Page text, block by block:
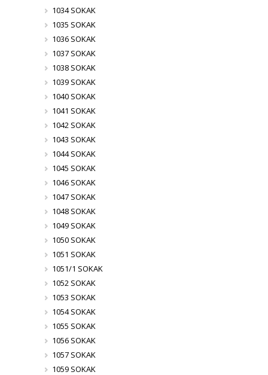
1034 SOKAK
1035 SOKAK
1036 SOKAK
1037 SOKAK
1038 SOKAK
1039 SOKAK
1040 SOKAK
1041 SOKAK
1042 SOKAK
1043 SOKAK
1044 SOKAK
1045 SOKAK
1046 SOKAK
1047 SOKAK
1048 SOKAK
1049 SOKAK
1050 SOKAK
1051 SOKAK
1051/1 SOKAK
1052 SOKAK
1053 SOKAK
1054 SOKAK
1055 SOKAK
1056 SOKAK
1057 SOKAK
1059 SOKAK